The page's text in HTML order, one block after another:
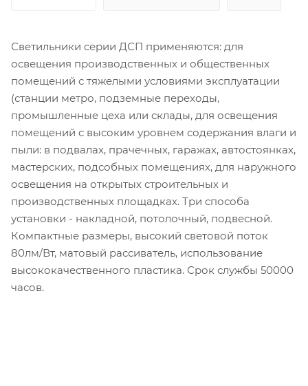
Светильники серии ДСП применяются: для
освещения производственных и общественных
помещений с тяжелыми условиями эксплуатации
(станции метро, подземные переходы,
промышленные цеха или склады, для освещения
помещений с высоким уровнем содержания влаги и
пыли: в подвалах, прачечных, гаражах, автостоянках,
мастерских, подсобных помещениях, для наружного
освещения на открытых строительных и
производственных площадках. Три способа
установки - накладной, потолочный, подвесной.
Компактные размеры, высокий световой поток
80лм/Вт, матовый рассиватель, использование
высококачественного пластика. Срок службы 50000
часов.